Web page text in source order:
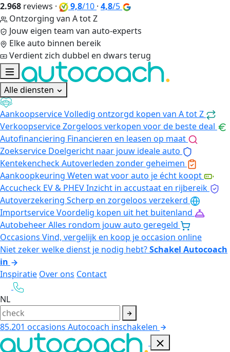
2.968 reviews · 9,8/10 · 4,8/5
Ontzorging van A tot Z
Jouw eigen team van auto-experts
Elke auto binnen bereik
Verdient zich dubbel en dwars terug
Alle diensten
AankoopserviceVolledig ontzorgd kopen van A tot Z
VerkoopserviceZorgeloos verkopen voor de beste deal
Autofinanciering Financieren en leasen op maat
Zoekservice Doelgericht naar jouw ideale auto
KentekencheckAutoverleden zonder geheimen
Aankoopkeuring Weten wat voor auto je écht koopt
Accucheck EV & PHEVInzicht in accustaat en rijbereik
Autoverzekering Scherp en zorgeloos verzekerd
ImportserviceVoordelig kopen uit het buitenland
AutobeheerAlles rondom jouw auto geregeld
Occasions Vind, vergelijk en koop je occasion online
Niet zeker welke dienst je nodig hebt?Schakel Autocoach
in
Inspiratie Over ons Contact
NL
85.201 occasions Autocoach inschakelen